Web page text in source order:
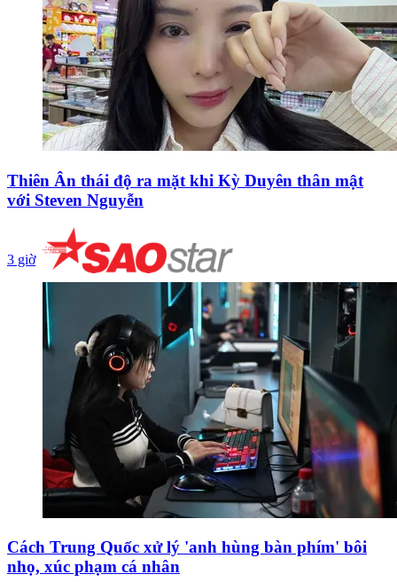
Thiên Ân thái độ ra mặt khi Kỳ Duyên thân mật
với Steven Nguyễn
3 giờ
Cách Trung Quốc xử lý 'anh hùng bàn phím' bôi
nhọ, xúc phạm cá nhân